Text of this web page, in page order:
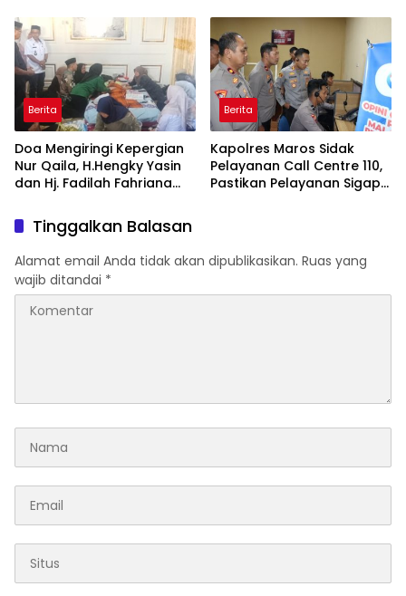
Takalar Menyalakan
Lentera Pengabdian
Melalui Malam Apresiasi
dan Inovasi Award 2026
Panggung Penghargaan
bagi Pelayan Publik
Berprestasi
Berita
Doa Mengiringi Kepergian
Nur Qaila, H.Hengky Yasin
dan Hj. Fadilah Fahriana
Keluarga
Berita
Kapolres Maros Sidak
Pelayanan Call Centre 110,
Pastikan Pelayanan Sigap
Tinggalkan Balasan
Alamat email Anda tidak akan dipublikasikan. Ruas yang
wajib ditandai *